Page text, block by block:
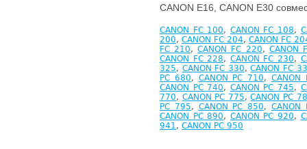
CANON E16, CANON E30
CANON FC 100, CANON FC 108,
200, CANON FC 204, CANON FC
FC 210,CANON FC 220, CANON
CANON FC 228, CANON FC 230,
325, CANON FC 330,CANON FC
PC 680, CANON PC 710, CANON
CANON PC 740, CANON PC 745,
770, CANON PC 775,CANON PC
PC 795, CANON PC 850, CANON
CANON PC 890, CANON PC 920,
941, CANON PC 950